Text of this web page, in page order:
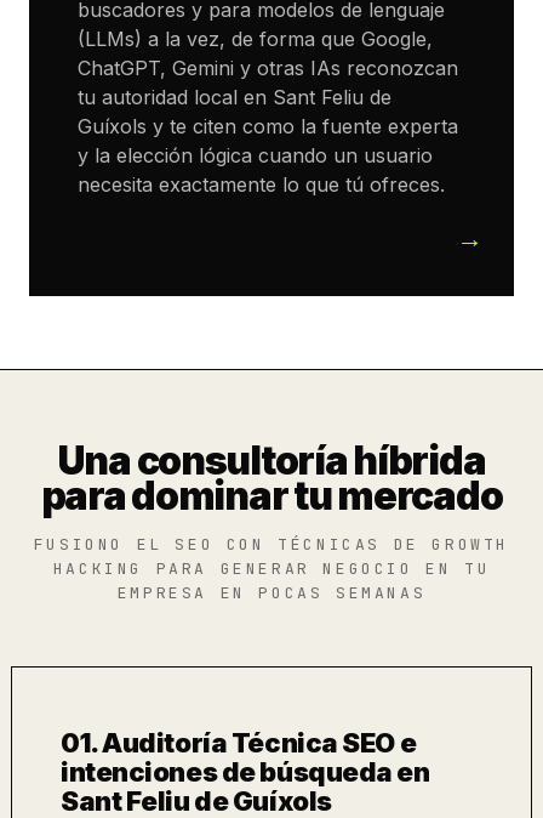
buscadores y para modelos de lenguaje
(LLMs) a la vez, de forma que Google,
ChatGPT, Gemini y otras IAs reconozcan
tu autoridad local en Sant Feliu de
Guíxols y te citen como la fuente experta
y la elección lógica cuando un usuario
necesita exactamente lo que tú ofreces.
Una consultoría híbrida
para dominar tu mercado
FUSIONO EL SEO CON TÉCNICAS DE GROWTH
HACKING PARA GENERAR NEGOCIO EN TU
EMPRESA EN POCAS SEMANAS
01. Auditoría Técnica SEO e
intenciones de búsqueda en
Sant Feliu de Guíxols